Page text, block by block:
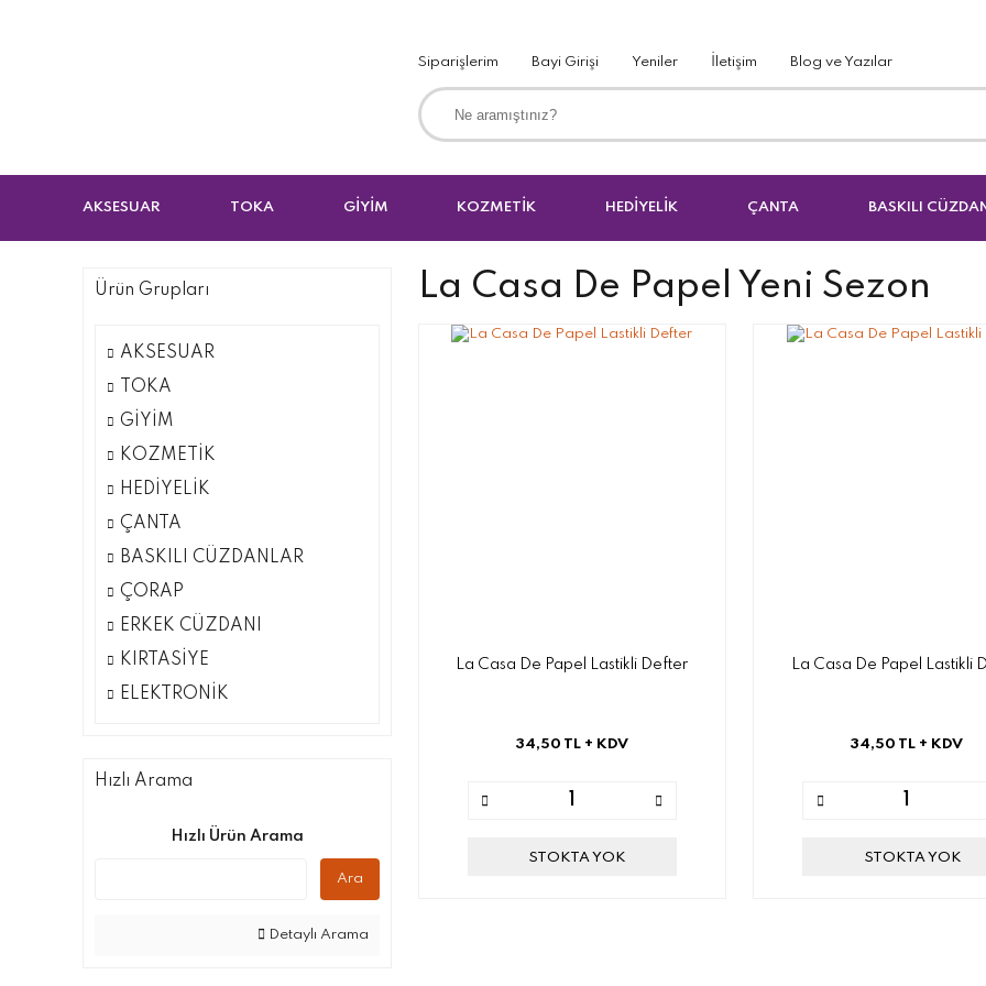
Siparişlerim Bayi Girişi Yeniler İletişim Blog ve Yazılar
AKSESUAR TOKA GİYİM KOZMETİK HEDİYELİK ÇANTA BASKILI
Ürün Grupları
AKSESUAR
TOKA
GİYİM
KOZMETİK
HEDİYELİK
ÇANTA
BASKILI CÜZDANLAR
ÇORAP
ERKEK CÜZDANI
KIRTASİYE
ELEKTRONİK
Hızlı Arama
Hızlı Ürün Arama
Ara
Detaylı Arama
La Casa De Papel Yeni Sezon
La Casa De Papel Lastikli Defter
34,50 TL + KDV
STOKTA YOK
La Casa De Papel Lastikli
34,50 TL + KDV
STOKTA YOK